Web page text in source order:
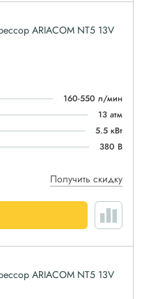
ARIACOM NT5 13V
160-550 л/мин
13 атм
5.5 кВт
380 В
Получить скидку
ARIACOM NT5 13V